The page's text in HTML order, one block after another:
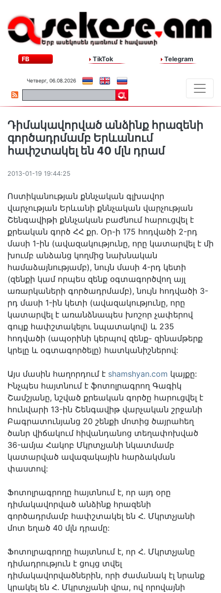
FB TikTok Telegram
Четверг, 06.08.2026
Դիմակավորված անձինք հրազենի
գործադրմամբ Երևանում
հափշտակել են 40 մլն դրամ
2013-01-19 19:44:25
Ոստիկանության քննչական գլխավոր
վարչության Երևանի քննչական վարչության
Շենգավիթի քննչական բաժնում հարուցվել է
քրեական գործ ՀՀ քր. Օր-ի 175 հոդվածի 2-րդ
մասի 1-ին (ավազակությունը, որը կատարվել է մի
խումբ անձանց կողմից նախնական
համաձայնությամբ), նույն մասի 4-րդ կետի
(զենքի կամ որպես զենք օգտագործվող այլ
առարկաների գործադրմամբ), նույն հոդվածի 3-
րդ մասի 1-ին կետի (ավազակությունը, որը
կատարվել է առանձնապես խոշոր չափերով
գույք հափշտակելու նպատակով) և 235
հոդվածի (ապօրինի կերպով զենք- զինամթերք
կրելը և օգտագործելը) հատկանիշներով:
Այս մասին հաղորդում է shamshyan.com կայքը:
Ինչպես հայտնում է ֆոտոլրագրող Գագիկ
Շամշյանը, նշված քրեական գործը հարուցվել է
հունվարի 13-ին Շենգավիթ վարչական շրջանի
Բագրատունյանց 20 շենքի մոտից ծայրահեղ
ծանր վիճակում հիվանդանոց տեղափոխված
36-ամյա Հակոբ Մկրտչյանի նկատմամբ
կատարված ավազակային հարձակման
փաստով:
Ֆոտոլրագրողը հայտնում է, որ այդ օրը
դիմակավորված անձինք հրազենի
գործադրմամբ հափշտակել են Հ. Մկրտչյանի
մոտ եղած 40 մլն դրամը:
Ֆոտոլրագրողը հայտնում է, որ Հ. Մկրտչյանը
դիմադրություն է ցույց տվել
դիմակավորվածներին, որի ժամանակ էլ նրանք
կրակել են Հ. Մկրտչյանի վրա, ով որովայնի